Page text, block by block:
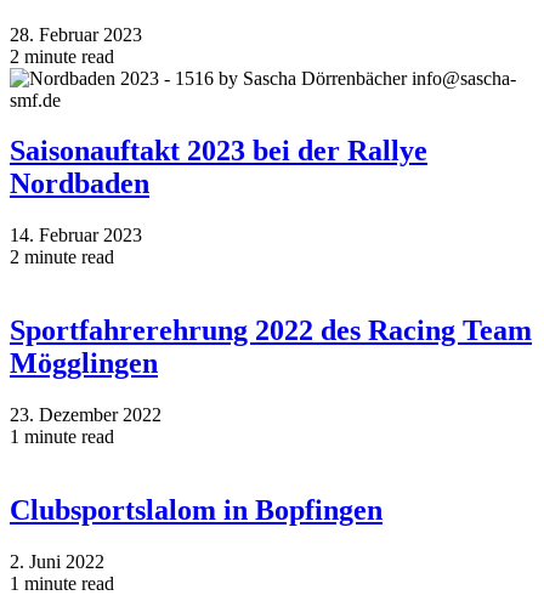
28. Februar 2023
2 minute read
Saisonauftakt 2023 bei der Rallye
Nordbaden
14. Februar 2023
2 minute read
Sportfahrerehrung 2022 des Racing Team
Mögglingen
23. Dezember 2022
1 minute read
Clubsportslalom in Bopfingen
2. Juni 2022
1 minute read